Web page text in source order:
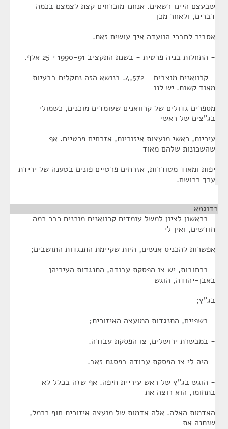
שבעצם היינו רשאים. אנחנו מוכרחים קצת לצמצם בכמה
דברים, ולאחר מכן
אסביר לחברי הוועדה איך עושים זאת.
- התחלות בניה פרטית - בשנת התקציב 1990-91 י 25 אלף.
- קרוואנים מוצבים - 4,572. בנושא הזה נתקלים בבעיות
מאוד קשות. יש לנו
מספרים גדולים של קרוואנים שעומדים מוכנים, כשמולי
בג"צים של ראשי
עיריות, ראשי מועצות איזוריות, אזרחים פרטיים. אף
שהשכונות שלהם מאוד
יפות ומאוד מטודרות, אזרחים פרטיים פונים בטענה של ירידת
ערך רכושם.
כדוגמא
- בראשון לציון למשל עומדים קרוואנים מוכנים כבר כמה
חודשים, ואין לי
אפשרות להכניס אנשים, היות שקיימת התנגדות התושבים;
- ברחובות, יש צו הפסקת עבודה, התנגדות העיריהן
באבן-יהודה, הוגש
בג"ץ;
- בשפיים, התנגדות המועצה האיזורית;
- במבשרת ירושלים, צו הפסקת עבודה.
- היה לי צו הפסקת עבודה בפסגת זאב.
- הוגש בג"ץ של ראש עיריית חיפה. אף שזה בכלל לא
בתחומו, הוא רוצה את
האדמות האלה. אלה אדמות של מועצה איזורית חוף כרמל,
שנתנה את